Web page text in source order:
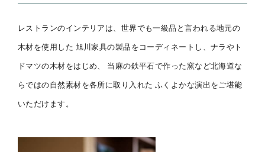
レストランのインテリアは、世界でも一級品と言われる地元の
木材を使用した 旭川家具の製品をコーディネートし、ナラやト
ドマツの木材をはじめ、 当麻の鉄平石で作った窯など北海道な
らではの自然素材を各所に取り入れた ふくよかな演出をご堪能
いただけます。